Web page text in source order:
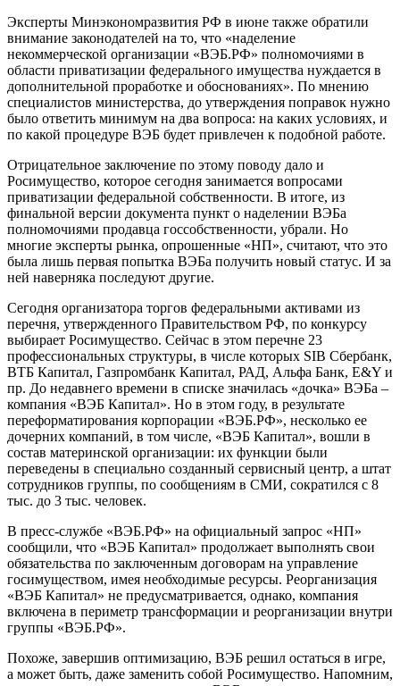
Эксперты Минэкономразвития РФ в июне также обратили
внимание законодателей на то, что «наделение
некоммерческой организации «ВЭБ.РФ» полномочиями в
области приватизации федерального имущества нуждается в
дополнительной проработке и обоснованиях». По мнению
специалистов министерства, до утверждения поправок нужно
было ответить минимум на два вопроса: на каких условиях, и
по какой процедуре ВЭБ будет привлечен к подобной работе.
Отрицательное заключение по этому поводу дало и
Росимущество, которое сегодня занимается вопросами
приватизации федеральной собственности. В итоге, из
финальной версии документа пункт о наделении ВЭБа
полномочиями продавца госсобственности, убрали. Но
многие эксперты рынка, опрошенные «НП», считают, что это
была лишь первая попытка ВЭБа получить новый статус. И за
ней наверняка последуют другие.
Сегодня организатора торгов федеральными активами из
перечня, утвержденного Правительством РФ, по конкурсу
выбирает Росимущество. Сейчас в этом перечне 23
профессиональных структуры, в числе которых SIB Сбербанк,
ВТБ Капитал, Газпромбанк Капитал, РАД, Альфа Банк, E&Y и
пр. До недавнего времени в списке значилась «дочка» ВЭБа –
компания «ВЭБ Капитал». Но в этом году, в результате
переформатирования корпорации «ВЭБ.РФ», несколько ее
дочерних компаний, в том числе, «ВЭБ Капитал», вошли в
состав материнской организации: их функции были
переведены в специально созданный сервисный центр, а штат
сотрудников группы, по сообщениям в СМИ, сократился с 8
тыс. до 3 тыс. человек.
В пресс-службе «ВЭБ.РФ» на официальный запрос «НП»
сообщили, что «ВЭБ Капитал» продолжает выполнять свои
обязательства по заключенным договорам на управление
госимуществом, имея необходимые ресурсы. Реорганизация
«ВЭБ Капитал» не предусматривается, однако, компания
включена в периметр трансформации и реорганизации внутри
группы «ВЭБ.РФ».
Похоже, завершив оптимизацию, ВЭБ решил остаться в игре,
а может быть, даже заменить собой Росимущество. Напомним,